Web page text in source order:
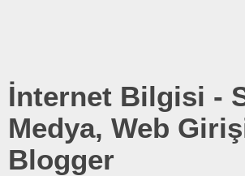
İnternet Bilgisi -
Medya, Web
Blogger